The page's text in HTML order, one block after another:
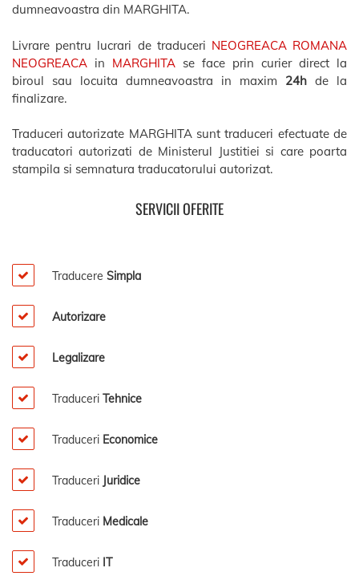
dumneavoastra din MARGHITA.
Livrare pentru lucrari de traduceri NEOGREACA ROMANA
NEOGREACA in MARGHITA se face prin curier direct la
biroul sau locuita dumneavoastra in maxim 24h de la
finalizare.
Traduceri autorizate MARGHITA sunt traduceri efectuate de
traducatori autorizati de Ministerul Justitiei si care poarta
stampila si semnatura traducatorului autorizat.
SERVICII OFERITE
Traducere Simpla
Autorizare
Legalizare
Traduceri Tehnice
Traduceri Economice
Traduceri Juridice
Traduceri Medicale
Traduceri IT